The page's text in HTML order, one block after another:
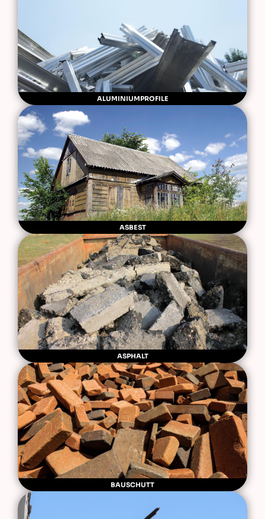
ALUMINIUMPROFILE
ASBEST
ASPHALT
BAUSCHUTT